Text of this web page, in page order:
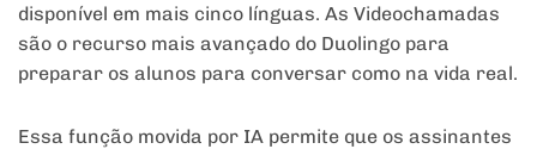
disponível em mais cinco línguas. As Videochamadas
são o recurso mais avançado do Duolingo para
preparar os alunos para conversar como na vida real.
Essa função movida por IA permite que os assinantes